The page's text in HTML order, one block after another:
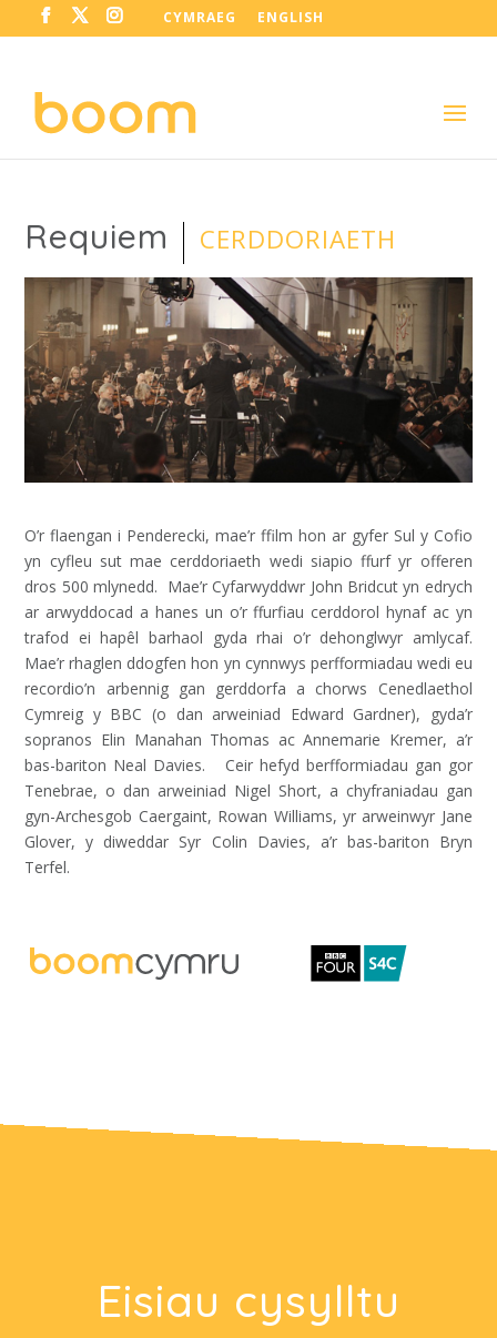
CYMRAEG ENGLISH
Requiem CERDDORIAETH
O’r flaengan i Penderecki, mae’r ffilm hon ar gyfer Sul y Cofio
yn cyfleu sut mae cerddoriaeth wedi siapio ffurf yr offeren
dros 500 mlynedd. Mae’r Cyfarwyddwr John Bridcut yn edrych
ar arwyddocad a hanes un o’r ffurfiau cerddorol hynaf ac yn
trafod ei hapêl barhaol gyda rhai o’r dehonglwyr amlycaf.
Mae’r rhaglen ddogfen hon yn cynnwys perfformiadau wedi eu
recordio’n arbennig gan gerddorfa a chorws Cenedlaethol
Cymreig y BBC (o dan arweiniad Edward Gardner), gyda’r
sopranos Elin Manahan Thomas ac Annemarie Kremer, a’r
bas-bariton Neal Davies. Ceir hefyd berfformiadau gan gor
Tenebrae, o dan arweiniad Nigel Short, a chyfraniadau gan
gyn-Archesgob Caergaint, Rowan Williams, yr arweinwyr Jane
Glover, y diweddar Syr Colin Davies, a’r bas-bariton Bryn
Terfel.
Eisiau cysylltu